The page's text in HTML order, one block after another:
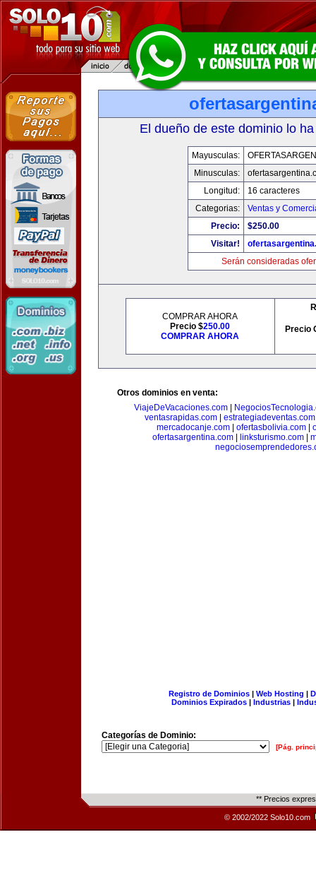
El dueño de este dominio lo
Mayusculas:
Minusculas:
Longitud:
16 caracteres
Categorias:
Ventas y
Precio:
$250.00
Visitar!
Serán consideradas
COMPRAR AHORA
Precio $250.00
COMPRAR AHORA
Precio
Otros dominios en venta:
ViajeDeVacaciones.com|
ventasrapidas.com
estrategiadeventas.com
mercadocanje.com
ofertasbolivia.com
ofertasargentina.com| linksturismo.com|
Registro de Dominios| Web Hosting |
Dominios Expirados | Industrias |
Categorías de Dominio:
[Pág.
** Precios
© 2002/2022 Solo10.com